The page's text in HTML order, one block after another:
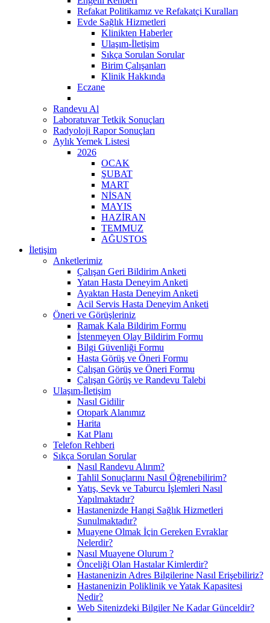
Refakat Politikamız ve Refakatçi Kuralları
Evde Sağlık Hizmetleri
Klinikten Haberler
Ulaşım-İletişim
Sıkça Sorulan Sorular
Birim Çalışanları
Klinik Hakkında
Eczane
Randevu Al
Laboratuvar Tetkik Sonuçları
Radyoloji Rapor Sonuçları
Aylık Yemek Listesi
2026
OCAK
ŞUBAT
MART
NİSAN
MAYIS
HAZİRAN
TEMMUZ
AĞUSTOS
İletişim
Anketlerimiz
Çalışan Geri Bildirim Anketi
Yatan Hasta Deneyim Anketi
Ayaktan Hasta Deneyim Anketi
Acil Servis Hasta Deneyim Anketi
Öneri ve Görüşleriniz
Ramak Kala Bildirim Formu
İstenmeyen Olay Bildirim Formu
Bilgi Güvenliği Formu
Hasta Görüş ve Öneri Formu
Çalışan Görüş ve Öneri Formu
Çalışan Görüş ve Randevu Talebi
Ulaşım-İletişim
Nasıl Gidilir
Otopark Alanımız
Harita
Kat Planı
Telefon Rehberi
Sıkça Sorulan Sorular
Nasıl Randevu Alırım?
Tahlil Sonuçlarını Nasıl Öğrenebilirim?
Yatış, Sevk ve Taburcu İşlemleri Nasıl
Yapılmaktadır?
Hastanenizde Hangi Sağlık Hizmetleri
Sunulmaktadır?
Muayene Olmak İçin Gereken Evraklar
Nelerdir?
Nasıl Muayene Olurum ?
Önceliği Olan Hastalar Kimlerdir?
Hastanenizin Adres Bilgilerine Nasıl Erişebiliriz?
Hastanenizin Poliklinik ve Yatak Kapasitesi
Nedir?
Web Sitenizdeki Bilgiler Ne Kadar Günceldir?